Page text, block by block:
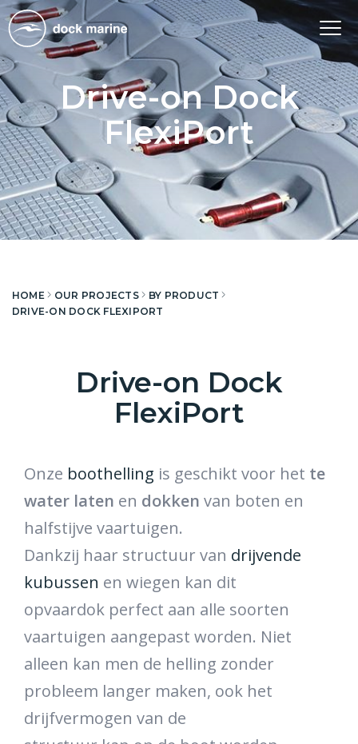
Drive-on Dock
FlexiPort
HOME OUR PROJECTS
BY PRODUCT
DRIVE-ON DOCK FLEXIPORT
Drive-on Dock
FlexiPort
Onze boothelling is geschikt voor het te
water laten en dokken van boten en
halfstijve vaartuigen.
Dankzij haar structuur van drijvende
kubussen en wiegen kan dit
opvaardok perfect aan alle soorten
vaartuigen aangepast worden. Niet
alleen kan men de helling zonder
probleem langer maken, ook het
drijfvermogen van de